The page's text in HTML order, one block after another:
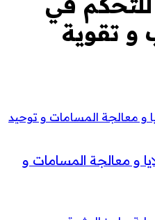
و تقوية
و معالجة المسامات و